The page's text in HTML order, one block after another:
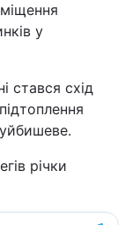
у
стався схід
річки